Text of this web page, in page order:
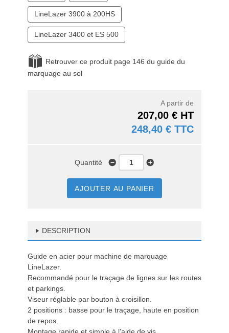
LineLazer 3900 à 200HS
LineLazer 3400 et ES 500
Retrouver ce produit page 146 du guide du
marquage au sol
A partir de
207,00 € HT
248,40 € TTC
Quantité
AJOUTER AU PANIER
DESCRIPTION
Guide en acier pour machine de marquage
LineLazer.
Recommandé pour le traçage de lignes sur les routes
et parkings.
Viseur réglable par bouton à croisillon.
2 positions : basse pour le traçage, haute en position
de repos.